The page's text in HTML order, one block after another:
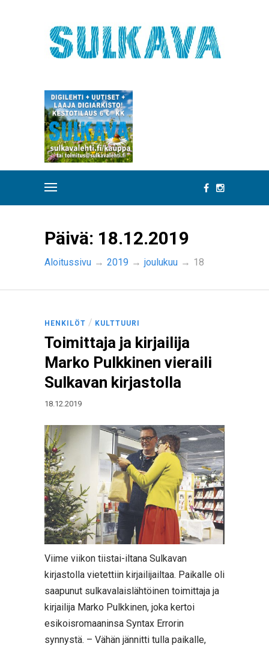
Päivä: 18.12.2019
Aloitussivu → 2019 → joulukuu → 18
HENKILÖT / KULTTUURI
Toimittaja ja kirjailija
Marko Pulkkinen vieraili
Sulkavan kirjastolla
18.12.2019
Viime viikon tiistai-iltana Sulkavan
kirjastolla vietettiin kirjailijailtaa. Paikalle oli
saapunut sulkavalaislähtöinen toimittaja ja
kirjailija Marko Pulkkinen, joka kertoi
esikoisromaaninsa Syntax Errorin
synnystä. – Vähän jännitti tulla paikalle,